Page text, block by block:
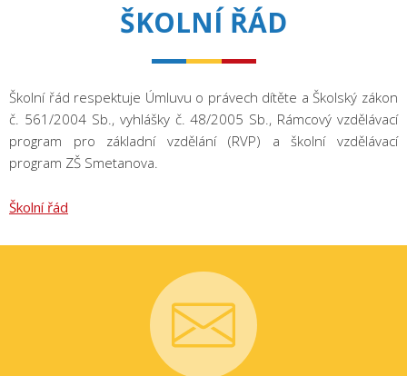
ŠKOLNÍ ŘÁD
Školní řád respektuje Úmluvu o právech dítěte a Školský zákon
č. 561/2004 Sb., vyhlášky č. 48/2005 Sb., Rámcový vzdělávací
program pro základní vzdělání (RVP) a školní vzdělávací
program ZŠ Smetanova.
Školní řád